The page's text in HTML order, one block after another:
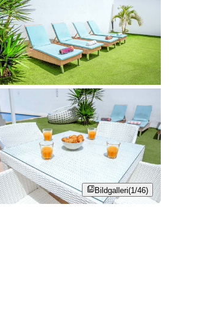
Bildgalleri(1/46)